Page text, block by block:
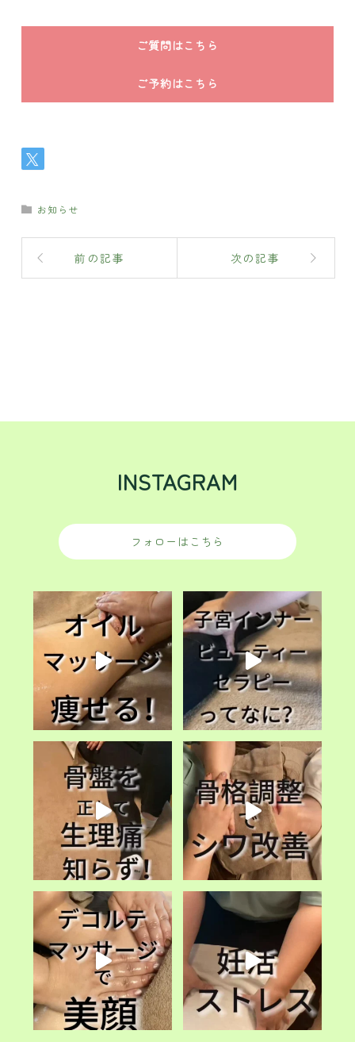
ご質問はこちら
ご予約はこちら
お知らせ
前の記事 次の記事
INSTAGRAM
フォローはこちら